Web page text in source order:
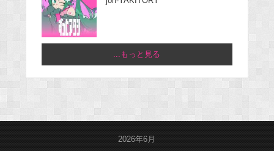
...もっと見る
2026年6月